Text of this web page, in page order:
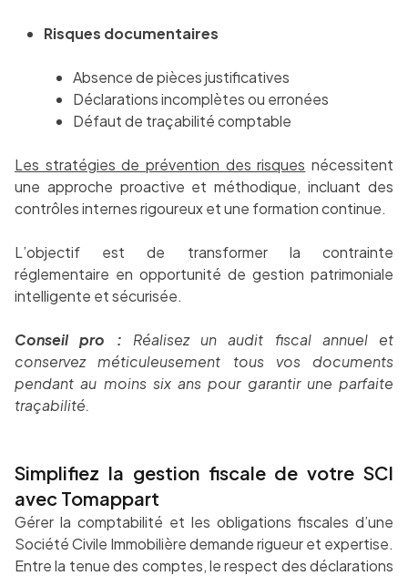
Risques documentaires
Absence de pièces justificatives
Déclarations incomplètes ou erronées
Défaut de traçabilité comptable
Les stratégies de prévention des risques nécessitent
une approche proactive et méthodique, incluant des
contrôles internes rigoureux et une formation continue.
L’objectif est de transformer la contrainte
réglementaire en opportunité de gestion patrimoniale
intelligente et sécurisée.
Conseil pro :
Réalisez un audit fiscal annuel et
conservez méticuleusement tous vos documents
pendant au moins six ans pour garantir une parfaite
traçabilité.
Simplifiez la gestion fiscale de votre SCI
avec Tomappart
Gérer la comptabilité et les obligations fiscales d’une
Société Civile Immobilière demande rigueur et expertise.
Entre la tenue des comptes, le respect des déclarations